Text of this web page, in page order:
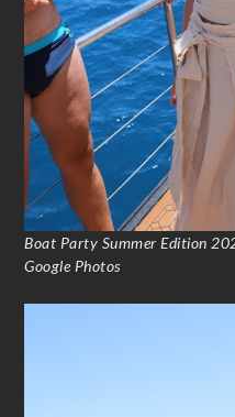
Boat Party Summer Edition
Google Photos